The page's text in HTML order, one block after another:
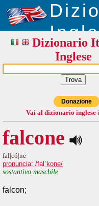
Dizionario
Inglese
Donazione
Vai al dizionario
falcone
fal|có|ne
pronuncia: /falˈkone/
sostantivo maschile
falcon;